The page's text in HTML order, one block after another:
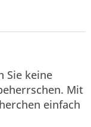
Sie keine
Mit
einfach